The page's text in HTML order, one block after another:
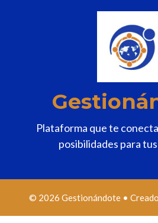
Plataforma que te
posibilidades para
© 2026 Gestionándote•